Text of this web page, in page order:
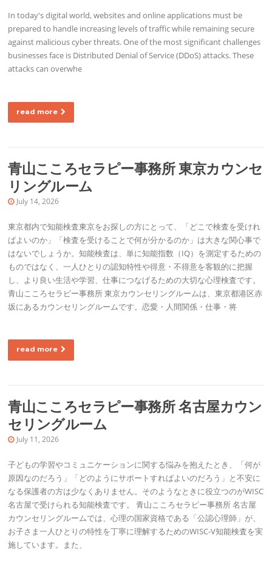
In today's digital world, websites and online applications must be
prepared to handle increasing levels of traffic while remaining secure
against malicious cyber threats. One of the most significant challenges
businesses face is Distributed Denial of Service (DDoS) attacks. These
attacks can overwhe
read more
青山こころセラピー事務所 東京カウンセ
リングルーム
July 14, 2026
東京都内で知能検査東京をお探しの方にとって、「どこで検査を受けれ
ばよいのか」「検査を受けることで何が分かるのか」は大きな関心事で
はないでしょうか。知能検査は、単に知能指数（IQ）を測定するための
ものではなく、一人ひとりの認知特性や得意・不得意を客観的に把握
し、より良い生活や学習、仕事につなげるための大切な心理検査です。
青山こころセラピー事務所 東京カウンセリングルームは、東京都港区赤
坂にあるカウンセリングルームです。恋愛・人間関係・仕事・将
read more
青山こころセラピー事務所 名古屋カウン
セリングルーム
July 11, 2026
子どもの学習やコミュニケーションに関する悩みを抱えたとき、「何が
原因なのだろう」「どのようにサポートすればよいのだろう」と不安に
なる保護者の方は少なくありません。そのようなときに役立つのがWISC
名古屋で受けられる知能検査です。 青山こころセラピー事務所 名古屋
カウンセリングルームでは、心理の国家資格である「公認心理師」が、
お子さま一人ひとりの特性を丁寧に理解するためのWISC-V知能検査を実
施しています。また、